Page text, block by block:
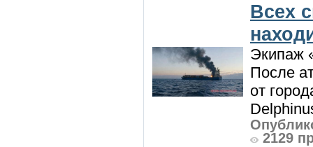
Всех
Экипаж
После
от
2129